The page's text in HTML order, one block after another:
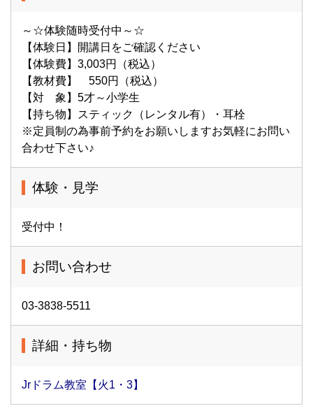
～☆体験随時受付中～☆
【体験日】開講日をご確認ください
【体験費】3,003円（税込）
【教材費】 550円（税込）
【対 象】5才～小学生
【持ち物】スティック（レンタル有）・耳栓
※定員制の為事前予約をお願いしますお気軽にお問い
合わせ下さい♪
体験・見学
受付中！
お問い合わせ
03-3838-5511
詳細・持ち物
Jrドラム教室【火1・3】